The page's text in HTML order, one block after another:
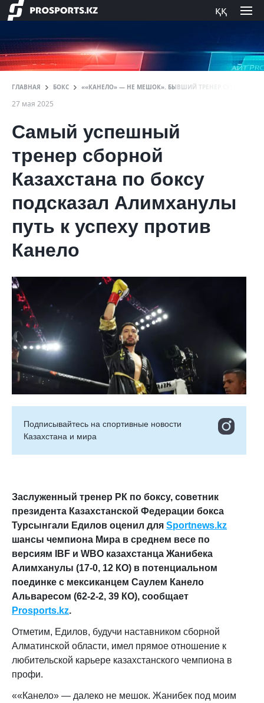
ққ
ГЛАВНАЯ БОКС ««КАНЕЛО» — НЕ МЕШОК». БЫВШИЙ ТРЕНЕР
27 мая 2025
Самый успешный
тренер сборной
Казахстана по боксу
подсказал Алимханулы
путь к успеху против
Канело
Подписывайтесь на cпортивные новости
Казахстана и мира
Заслуженный тренер РК по боксу, советник
президента Казахстанской Федерации бокса
Турсынгали Едилов оценил для Sportnews.kz
шансы чемпиона Мира в среднем весе по
версиям IBF и WBO казахстанца Жанибека
Алимханулы (17-0, 12 КО) в потенциальном
поединке с мексиканцем Саулем Канело
Альваресом (62-2-2, 39 КО), сообщает
Prosports.kz.
Отметим, Едилов, будучи наставником сборной
Алматинской области, имел прямое отношение к
любительской карьере казахстанского чемпиона в
профи.
««Канело» — далеко не мешок. Жанибек под моим